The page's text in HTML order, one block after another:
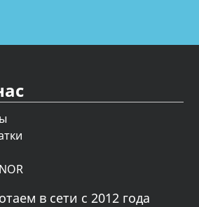
в сети с 2012 года